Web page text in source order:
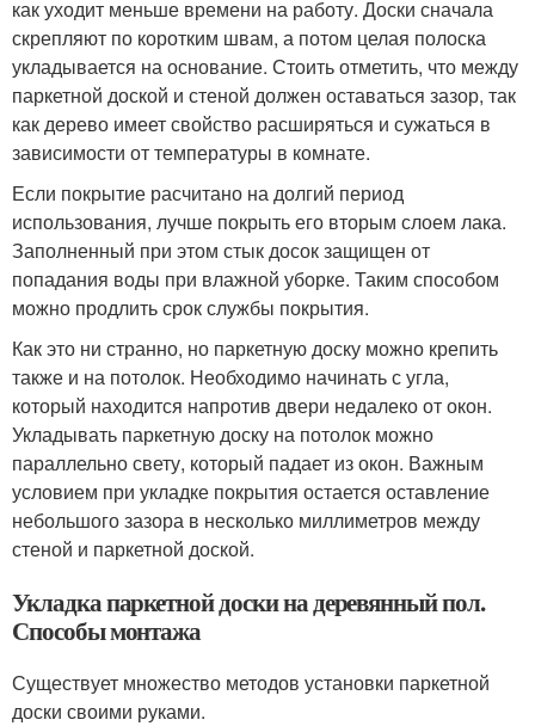
как уходит меньше времени на работу. Доски сначала
скрепляют по коротким швам, а потом целая полоска
укладывается на основание. Стоить отметить, что между
паркетной доской и стеной должен оставаться зазор, так
как дерево имеет свойство расширяться и сужаться в
зависимости от температуры в комнате.
Если покрытие расчитано на долгий период
использования, лучше покрыть его вторым слоем лака.
Заполненный при этом стык досок защищен от
попадания воды при влажной уборке. Таким способом
можно продлить срок службы покрытия.
Как это ни странно, но паркетную доску можно крепить
также и на потолок. Необходимо начинать с угла,
который находится напротив двери недалеко от окон.
Укладывать паркетную доску на потолок можно
параллельно свету, который падает из окон. Важным
условием при укладке покрытия остается оставление
небольшого зазора в несколько миллиметров между
стеной и паркетной доской.
Укладка паркетной доски на деревянный пол.
Способы монтажа
Существует множество методов установки паркетной
доски своими руками.